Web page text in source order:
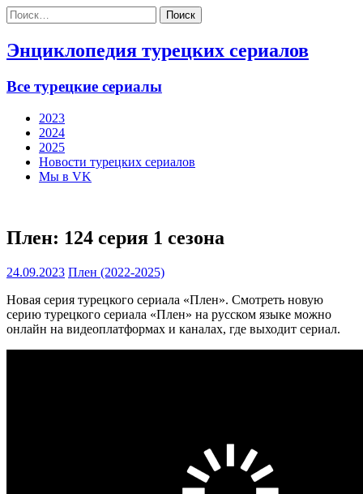
Найти:
Энциклопедия турецких сериалов
Все турецкие сериалы
2023
2024
2025
Новости турецких сериалов
Мы в VK
Плен: 124 серия 1 сезона
24.09.2023 Плен (2022-2025)
Новая серия турецкого сериала «Плен». Смотреть новую
серию турецкого сериала «Плен» на русском языке можно
онлайн на видеоплатформах и каналах, где выходит сериал.